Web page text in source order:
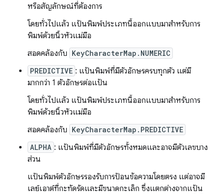
หรือสัญลักษณ์ที่ต้องการ
โดยทั่วไปแล้ว แป้นพิมพ์ประเภทนี้ออกแบบมาสำหรับการ
พิมพ์ด้วยนิ้วหัวแม่มือ
สอดคล้องกับ KeyCharacterMap.NUMERIC
PREDICTIVE : แป้นพิมพ์ที่มีตัวอักษรครบทุกตัว แต่มี
มากกว่า 1 ตัวอักษรต่อแป้น
โดยทั่วไปแล้ว แป้นพิมพ์ประเภทนี้ออกแบบมาสำหรับการ
พิมพ์ด้วยนิ้วหัวแม่มือ
สอดคล้องกับ KeyCharacterMap.PREDICTIVE
ALPHA : แป้นพิมพ์ที่มีตัวอักษรทั้งหมดและอาจมีตัวเลขบาง
ส่วน
แป้นพิมพ์ตัวอักษรรองรับการป้อนข้อความโดยตรง แต่อาจมี
เลย์เอาต์ที่กะทัดรัดและมีขนาดกะเล็ก ซึ่งแตกต่างจากแป้น